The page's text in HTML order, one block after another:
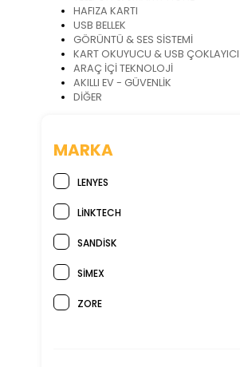
HAFIZA KARTI
USB BELLEK
GÖRÜNTÜ & SES SİSTEMİ
KART OKUYUCU & USB ÇOKLAYICI
ARAÇ İÇİ TEKNOLOJİ
AKILLI EV - GÜVENLİK
DİĞER
MARKA
LENYES
LINKTECH
SANDISK
SIMEX
ZORE